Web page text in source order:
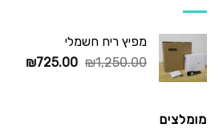
מפיץ ריח חשמלי
₪1,250.00
המחיר
₪725.00
המחיר
מומלצים